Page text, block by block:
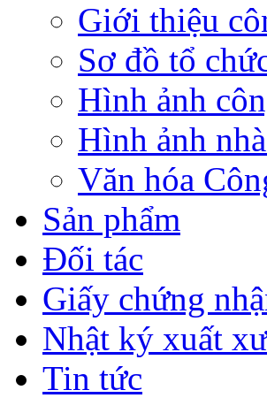
Giới thiệu
Sơ đồ tổ
Hình ảnh
Hình ảnh
Văn hóa
Sản phẩm
Đối tác
Giấy chứng
Nhật ký xuất
Tin tức